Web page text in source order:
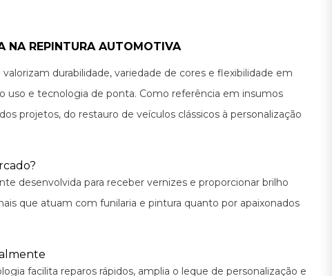
NA REPINTURA AUTOMOTIVA
durabilidade, variedade de cores e flexibilidade em
uso e tecnologia de ponta. Como referência em insumos
projetos, do restauro de veículos clássicos à personalização
desenvolvida para receber vernizes e proporcionar brilho
que atuam com funilaria e pintura quanto por apaixonados
facilita reparos rápidos, amplia o leque de personalização e